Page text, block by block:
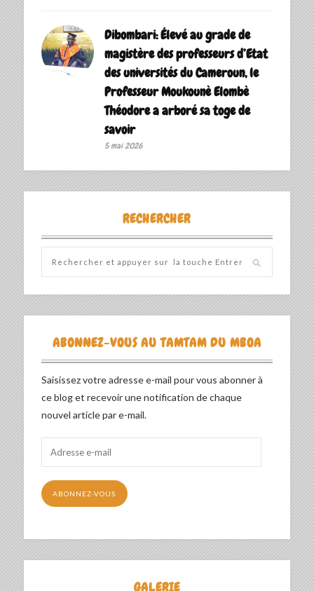
Dibombari: Élevé au grade de
magistère des professeurs d’Etat
des universités du Cameroun, le
Professeur Moukounè Elombè
Théodore a arboré sa toge de
savoir ‎
5 mai 2026
RECHERCHER
ABONNEZ-VOUS AU TAMTAM DU MBOA
Saisissez votre adresse e-mail pour vous abonner à
ce blog et recevoir une notification de chaque
nouvel article par e-mail.
mail
ABONNEZ-VOUS
GALERIE